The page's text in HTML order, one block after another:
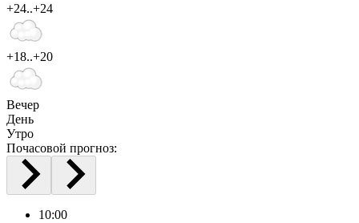
+24..+24
+18..+20
Вечер
День
Утро
Почасовой прогноз:
10:00